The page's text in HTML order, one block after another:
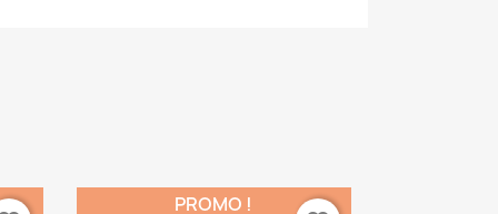
PROMO !